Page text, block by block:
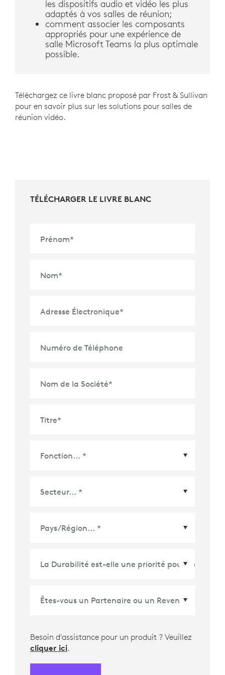
les dispositifs audio et vidéo les plus
adaptés à vos salles de réunion;
comment associer les composants
appropriés pour une expérience de
salle Microsoft Teams la plus optimale
possible.
Téléchargez ce livre blanc proposé par Frost & Sullivan
pour en savoir plus sur les solutions pour salles de
réunion vidéo.
TÉLÉCHARGER LE LIVRE BLANC
Prénom*
Nom*
Adresse Électronique*
Numéro de Téléphone
Nom de la Société*
Titre*
Besoin d'assistance pour un produit ? Veuillez
cliquer ici.